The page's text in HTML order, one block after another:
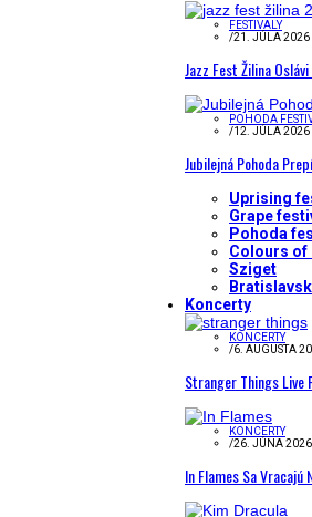
FESTIVALY
/21. JÚLA 2026
Jazz Fest Žilina
POHODA
/12. JÚLA 2026
Jubilejná Pohoda
Uprising
Grape
Pohoda
Colours of
Sziget
Koncerty
KONCERTY
/6. AUGUSTA
Stranger Things Live
KONCERTY
/26. JÚNA 2026
In Flames Sa